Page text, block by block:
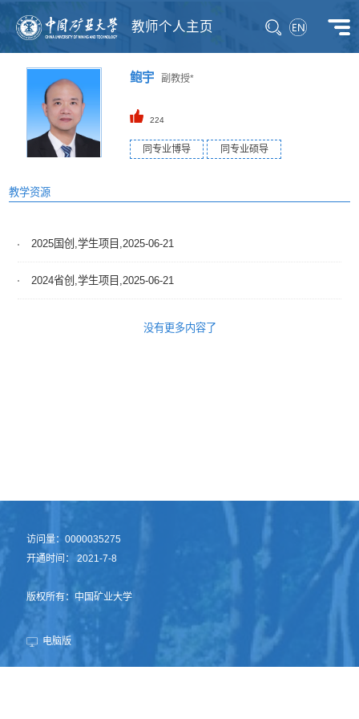
教师个人主页
鲍宇副教授*
224
同专业博导 同专业硕导
教学资源
2025国创,学生项目,2025-06-21
2024省创,学生项目,2025-06-21
没有更多内容了
访问量：0000035275
开通时间：2021-7-8
版权所有：中国矿业大学
电脑版